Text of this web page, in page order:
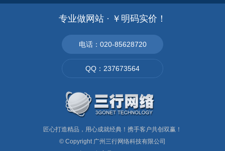
运动健身类APP软件开发：轻松网络“约跑..
酒类行业如何用微信公众账号做推广
专业做网站 · ￥明码实价！
电话：020-85628720
QQ：237673564
匠心打造精品，用心成就经典！携手客户共创双赢！
© Copyright 广州三行网络科技有限公司